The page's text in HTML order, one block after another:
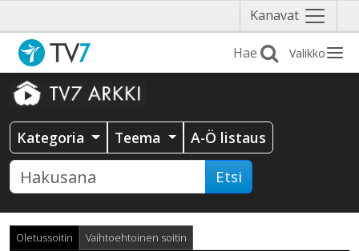
Kanavat Näytä
valikko
Valikko
Kategoria Teema A-Ö listaus
Etsi
Oletussoitin Vaihtoehtoinen soitin